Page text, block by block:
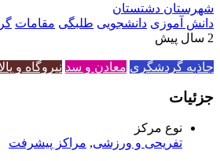
شهرستان دشتستان
دانش آموزی دانشجویی طلبگی مقامات
2 سال پیش
جاذبه گردشگری معادن و سد نیروگاه و
جزئیات
نوع مرکز
تفریحی و ورزشی, مراکز پیشرفت